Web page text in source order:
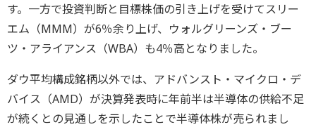
す。一方で投資判断と目標株価の引き上げを受けてスリー
エム（MMM）が6％余り上げ、ウォルグリーンズ・ブー
ツ・アライアンス（WBA）も4％高となりました。
ダウ平均構成銘柄以外では、アドバンスト・マイクロ・デ
バイス（AMD）が決算発表時に年前半は半導体の供給不足
が続くとの見通しを示したことで半導体株が売られまし